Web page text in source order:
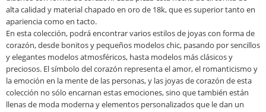
alta calidad y material chapado en oro de 18k, que es superior tanto en
apariencia como en tacto.
En esta colección, podrá encontrar varios estilos de joyas con forma de
corazón, desde bonitos y pequeños modelos chic, pasando por sencillos
y elegantes modelos atmosféricos, hasta modelos más clásicos y
preciosos. El símbolo del corazón representa el amor, el romanticismo y
la emoción en la mente de las personas, y las joyas de corazón de esta
colección no sólo encarnan estas emociones, sino que también están
llenas de moda moderna y elementos personalizados que le dan un